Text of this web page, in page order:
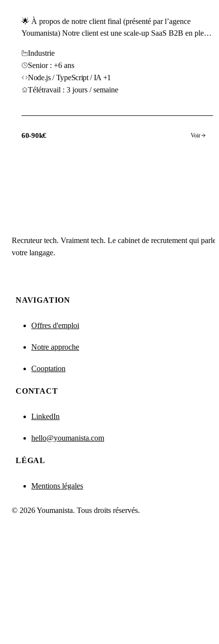
🌟 À propos de notre client final (présenté par l’agence
Youmanista) Notre client est une scale-up SaaS B2B en pleine
de la planification de la production industrielle. Crée il y a
plus de 5 ans Sa plateforme permet aux sites de production...
Industrie
Senior : +6 ans
Node.js / TypeScript / IA +1
Télétravail : 3 jours / semaine
60-90k€ Voir
Recruteur tech. Vraiment tech. Le cabinet de recrutement qui parle
votre langage.
NAVIGATION
Offres d'emploi
Notre approche
Cooptation
CONTACT
LinkedIn
hello@youmanista.com
LÉGAL
Mentions légales
© 2026 Youmanista. Tous droits réservés.